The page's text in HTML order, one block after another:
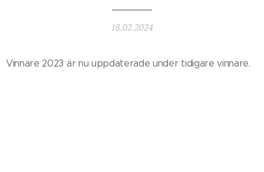
18.02.2024
Vinnare 2023 är nu uppdaterade under tidigare vinnare.